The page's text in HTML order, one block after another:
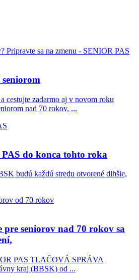
cestujte zadarmo aj v novom roku
nad 70 rokov, ...
do konca tohto roka
budú každú stredu otvorené dlhšie,
pre seniorov nad 70 rokov sa
PAS TLAČOVÁ SPRÁVA
kraj (BBSK) od ...